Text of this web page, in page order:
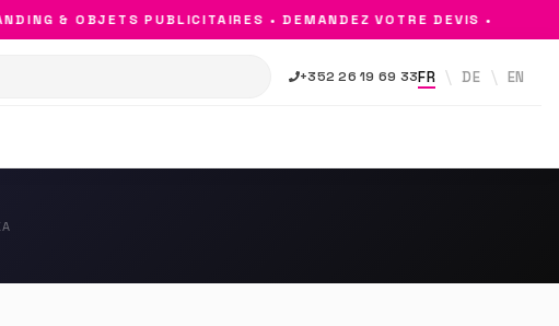
& OBJETS PUBLICITAIRES • DEMANDEZ VOTRE DEVIS •
+352 26 19 69 33FR DE EN